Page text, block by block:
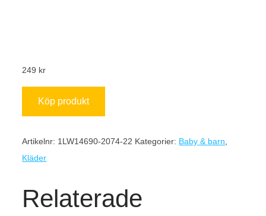
249 kr
Köp produkt
Artikelnr: 1LW14690-2074-22 Kategorier: Baby & barn
Kläder
Relaterade